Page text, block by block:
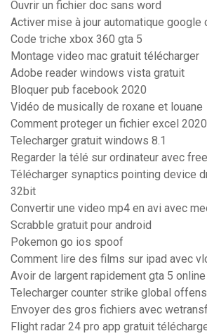
Ouvrir un fichier doc sans word
Activer mise à jour automatique google
Code triche xbox 360 gta 5
Montage video mac gratuit télécharger
Adobe reader windows vista gratuit
Bloquer pub facebook 2020
Vidéo de musically de roxane et louane
Comment proteger un fichier excel
Telecharger gratuit windows 8.1
Regarder la télé sur ordinateur avec free
Télécharger synaptics pointing device
32bit
Convertir une video mp4 en avi avec
Scrabble gratuit pour android
Pokemon go ios spoof
Comment lire des films sur ipad avec
Avoir de largent rapidement gta 5 online
Telecharger counter strike global
Envoyer des gros fichiers avec
Flight radar 24 pro app gratuit